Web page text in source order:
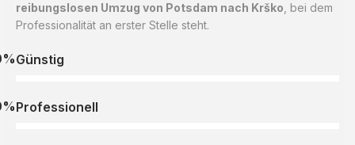
reibungslosen Umzug von Potsdam nach Krško , bei dem
Professionalität an erster Stelle steht.
Günstig
Professionell